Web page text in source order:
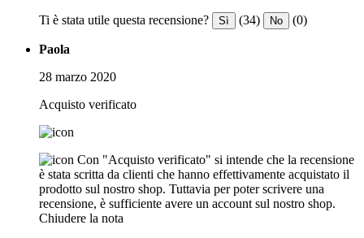
Ti è stata utile questa recensione? Sì (34) No (0)
Paola
28 marzo 2020
Acquisto verificato
Con "Acquisto verificato" si intende che la recensione
è stata scritta da clienti che hanno effettivamente acquistato il
prodotto sul nostro shop. Tuttavia per poter scrivere una
recensione, è sufficiente avere un account sul nostro shop.
Chiudere la nota